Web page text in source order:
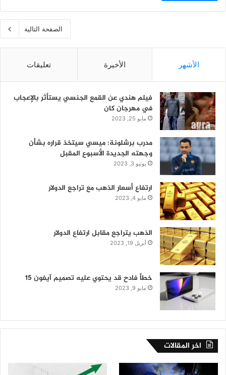
الصفحة التالية
الأشهر الأخيرة تعليقات
فيلم هندي عن القمع الجنسي يستأثر بالإعجاب
في مهرجان كان
مايو 25, 2023
مدرب برشلونة: ميسي سيتخذ قراره بشأن
وجهته الجديدة الأسبوع المقبل
يونيو 3, 2023
ارتفاع أسعار الذهب مع تراجع الدولار
مايو 4, 2023
الذهب يتراجع مقابل ارتفاع الدولار
أبريل 19, 2023
خطأ فادح قد يحتوي عليه تصميم آيفون 15
مايو 9, 2023
اخر المقالات